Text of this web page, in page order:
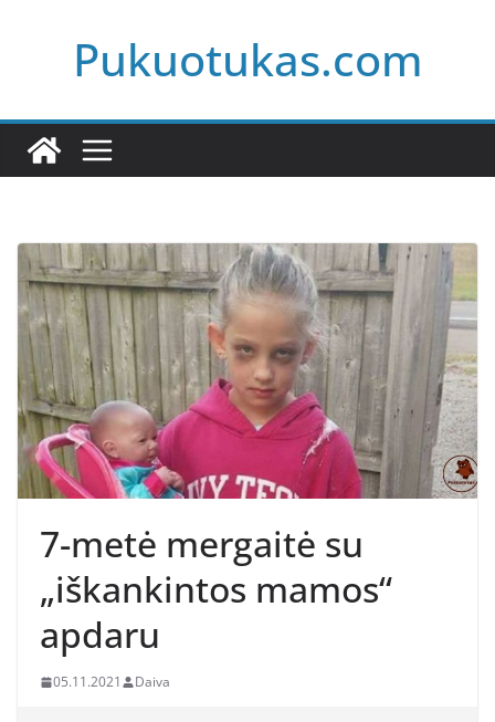
Pukuotukas.com
7-metė mergaitė su
„iškankintos mamos“
apdaru
05.11.2021 Daiva